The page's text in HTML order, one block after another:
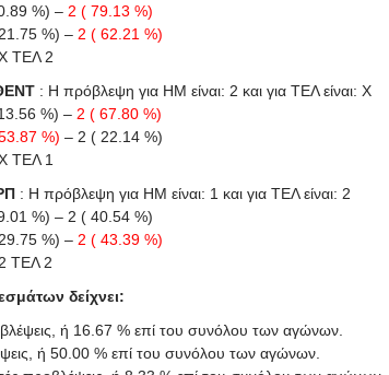
%) – 2 ( 79.13 %)
%) – 2 ( 62.21 %)
ΤΕΛ 2
: Η πρόβλεψη για HΜ είναι: 2 και για ΤΕΛ είναι: X
%) – 2 ( 67.80 %)
%) – 2 ( 22.14 %)
ΤΕΛ 1
: Η πρόβλεψη για HΜ είναι: 1 και για ΤΕΛ είναι: 2
%) – 2 ( 40.54 %)
%) – 2 ( 43.39 %)
ΤΕΛ 2
δείχνει:
ή 16.67 % επί του συνόλου των αγώνων.
ή 50.00 % επί του συνόλου των αγώνων.